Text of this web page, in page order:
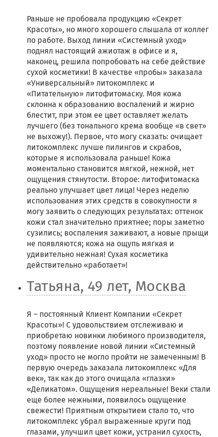
Раньше не пробовала продукцию «Секрет
Красоты», но много хорошего слышала от коллег
по работе. Выход линии «Системный уход»
поднял настоящий ажиотаж в офисе и я,
наконец, решила попробовать на себе действие
сухой косметики! В качестве «пробы» заказала
«Универсальный» литокомплекс и
«Питательную» литофитомаску. Моя кожа
склонна к образованию воспалений и жирно
блестит, при этом ее цвет оставляет желать
лучшего (без тонального крема вообще «в свет»
не выхожу!). Первое, что могу сказать: очищает
литокомплекс лучше пилингов и скрабов,
которые я использовала раньше! Кожа
моментально становится мягкой, нежной, нет
ощущения стянутости. Второе: литофитомаска
реально улучшает цвет лица! Через неделю
использования этих средств в совокупности я
могу заявить о следующих результатах: оттенок
кожи стал значительно приятнее; поры заметно
сузились; воспаления заживают, а новые прыщи
не появляются; кожа на ощупь мягкая и
удивительно нежная! Сухая косметика
действительно «работает»!
Татьяна, 49 лет, Москва
Я – постоянный Клиент Компании «Секрет
Красоты»! С удовольствием отслеживаю и
приобретаю новинки любимого производителя,
поэтому появление новой линии «Системный
уход» просто не могло пройти не замеченным! В
первую очередь заказала литокомплекс «Для
век», так как до этого очищала «глазки»
«Деликатом». Ощущения нереальные! Веки стали
еще более нежными, появилось ощущение
свежести! Приятным открытием стало то, что
литокомплекс убрал выраженные круги под
глазами, улучшил цвет кожи, устранил сухость,